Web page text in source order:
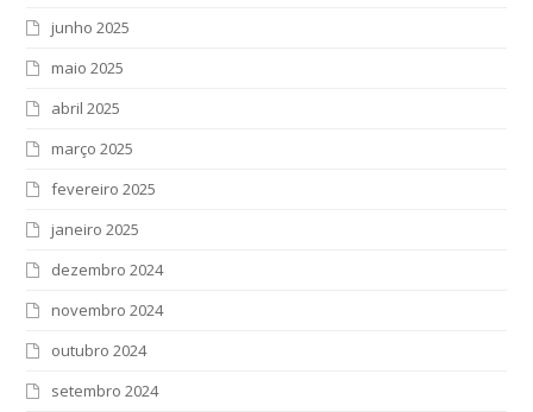
junho 2025
maio 2025
abril 2025
março 2025
fevereiro 2025
janeiro 2025
dezembro 2024
novembro 2024
outubro 2024
setembro 2024